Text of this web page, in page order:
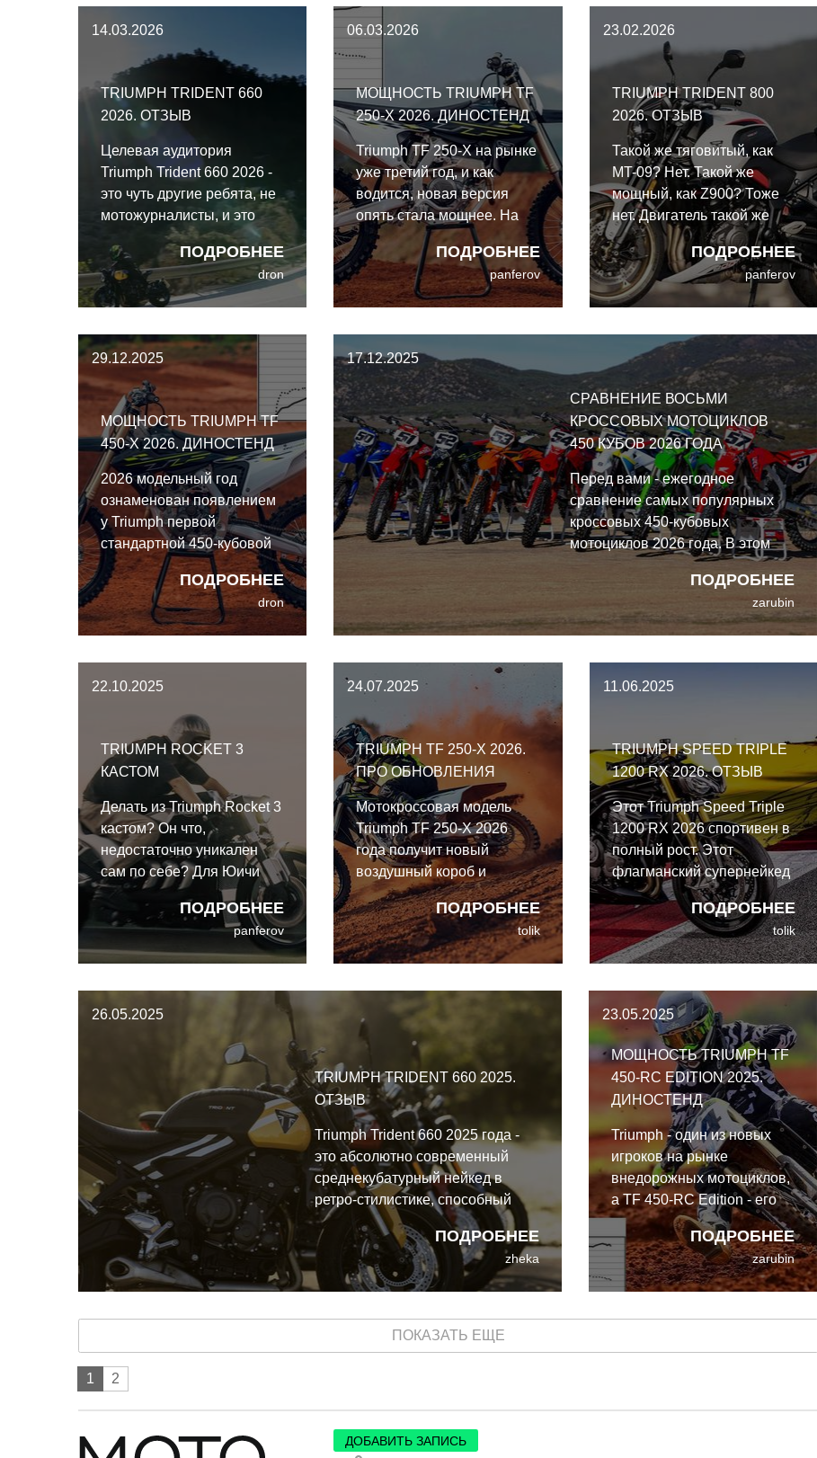
сравнении с моделями на
полшага выше он всё ещё
очень выгоден.
14.03.2026
TRIUMPH TRIDENT 660
2026. ОТЗЫВ
ПОДРОБНЕЕ
Целевая аудитория
Triumph Trident 660 2026 -
это чуть другие ребята, не
мотожурналисты, и это
нужно было постоянно
напоминать себе. Чтобы
честно протестировать
модель на залитых
Аликанте, сомнения
пришлось отложить в
долгий ящик, который,
кстати, ещё откроется в
конце обзора.
dron
06.03.2026
МОЩНОСТЬ TRIUMPH TF
250-X 2026. ДИНОСТЕНД
ПОДРОБНЕЕ
Triumph TF 250-X на рынке
уже третий год, и как
водится, новая версия
опять стала мощнее. На
низах TF 250-X 2026 года
стал тяговитее и
отзывчивее.
panferov
23.02.2026
TRIUMPH TRIDENT 800
2026. ОТЗЫВ
ПОДРОБНЕЕ
Такой же тяговитый, как
MT-09? Нет. Такой же
мощный, как Z900? Тоже
нет. Двигатель такой же
отзывчивый и резвый, как
у BMW F 900 R? Пожалуй,
что да. Отзыв о Triumph
Trident 800 2026.
panferov
29.12.2025
МОЩНОСТЬ TRIUMPH TF
450-X 2026. ДИНОСТЕНД
ПОДРОБНЕЕ
2026 модельный год
ознаменован появлением
у Triumph первой
стандартной 450-кубовой
кроссовой модели, TF 450-
X. По сути, эта модель
основана на TF 450-RC
Edition 2025 года и в
dron
17.12.2025
СРАВНЕНИЕ ВОСЬМИ
КРОССОВЫХ МОТОЦИКЛОВ
450 КУБОВ 2026 ГОДА
ПОДРОБНЕЕ
Перед вами - ежегодное
сравнение самых популярных
кроссовых 450-кубовых
мотоциклов 2026 года. В этом
году их восемь, и все они весьма
zarubin
22.10.2025
TRIUMPH ROCKET 3
КАСТОМ
ПОДРОБНЕЕ
Делать из Triumph Rocket 3
кастом? Он что,
недостаточно уникален
сам по себе? Для Юичи
Йошизавы - недостаточно.
panferov
24.07.2025
TRIUMPH TF 250-X 2026.
ПРО ОБНОВЛЕНИЯ
ПОДРОБНЕЕ
Мотокроссовая модель
Triumph TF 250-X 2026
года получит новый
воздушный короб и
глушитель выхлопа для
соответствия
ограничениям по уровню
шума, новое сцепление
настройки подвесок и
свежую графику.
tolik
11.06.2025
TRIUMPH SPEED TRIPLE
1200 RX 2026. ОТЗЫВ
ПОДРОБНЕЕ
Этот Triumph Speed Triple
1200 RX 2026 спортивен в
полный рост. Этот
флагманский супернейкед
хоть и не способен в
цифрах посостязаться с
200 лошадьми BMW M
1000 R и Ducati
ничуть не хуже сокращает
время круга в умелых
руках, да ещё и за
прилично меньшие деньги.
tolik
26.05.2025
TRIUMPH TRIDENT 660 2025.
ОТЗЫВ
ПОДРОБНЕЕ
Triumph Trident 660 2025 года -
это абсолютно современный
среднекубатурный нейкед в
ретро-стилистике, способный
превратить начинающих
райдеров в фанатов мотоциклов
на всю жизнь.
zheka
23.05.2025
МОЩНОСТЬ TRIUMPH TF
450-RC EDITION 2025.
ДИНОСТЕНД
ПОДРОБНЕЕ
Triumph - один из новых
игроков на рынке
внедорожных мотоциклов,
а TF 450-RC Edition - его
первая 450-кубовая
кроссовая модель.
zarubin
ПОКАЗАТЬ ЕЩЕ
1 2
ДОБАВИТЬ ЗАПИСЬ